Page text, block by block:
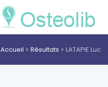
Accueil Résultats LATAPIE Luc